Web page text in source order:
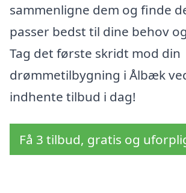
sammenligne dem og finde
passer bedst til dine behov
Tag det første skridt mod din
drømmetilbygning i Ålbæk
indhente tilbud i dag!
Få 3 tilbud, gratis og